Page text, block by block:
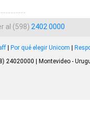
al (598) 2402 0000
| Por qué elegir Unicom |
24020000 | Montevideo -